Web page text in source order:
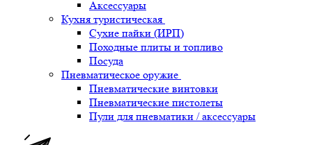
Аксессуары
Кухня туристическая
Сухие пайки (ИРП)
Походные плиты и топливо
Посуда
Пневматическое оружие
Пневматические винтовки
Пневматические пистолеты
Пули для пневматики / аксессуары